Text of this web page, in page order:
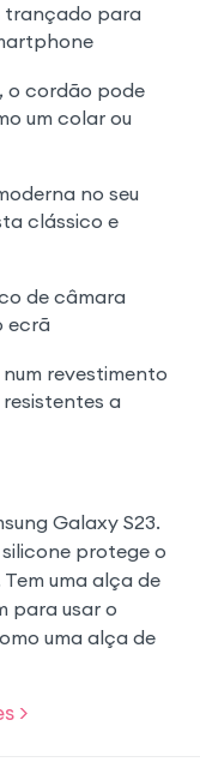
trançado para
o cordão pode
um colar ou
no seu
clássico e
de câmara
ecrã
revestimento
a
Galaxy S23.
protege o
uma alça de
para usar o
uma alça de
>